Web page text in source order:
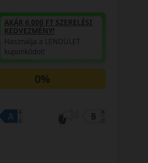
AKÁR 6.000 FT SZERELÉSI
KEDVEZMÉNY!
Használja a LENDÜLET
kuponkódot!
0%